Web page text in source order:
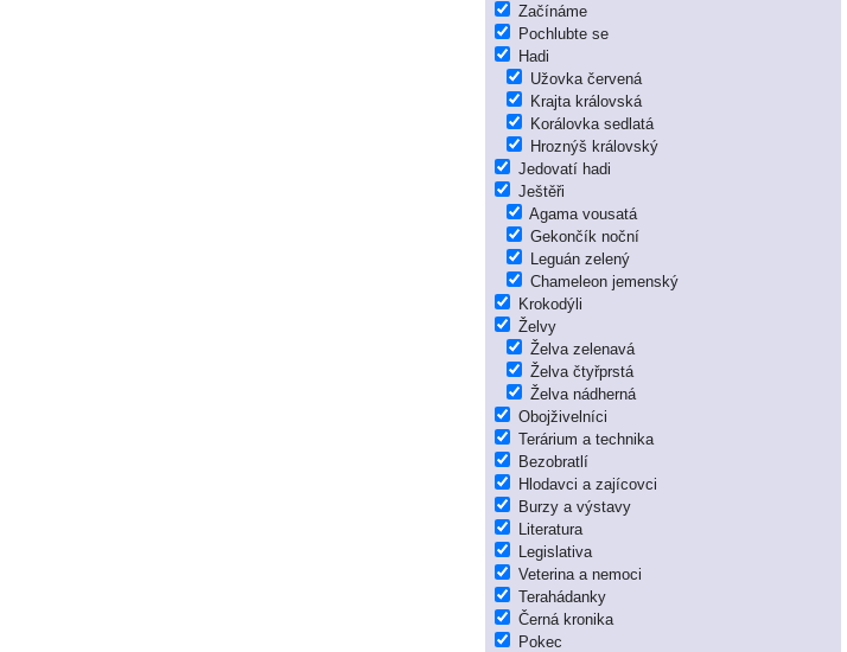
Začínáme
Pochlubte se
Hadi
Užovka červená
Krajta královská
Korálovka sedlatá
Hroznýš královský
Jedovatí hadi
Ještěři
Agama vousatá
Gekončík noční
Leguán zelený
Chameleon jemenský
Krokodýli
Želvy
Želva zelenavá
Želva čtyřprstá
Želva nádherná
Obojživelníci
Terárium a technika
Bezobratlí
Hlodavci a zajícovci
Burzy a výstavy
Literatura
Legislativa
Veterina a nemoci
Terahádanky
Černá kronika
Pokec